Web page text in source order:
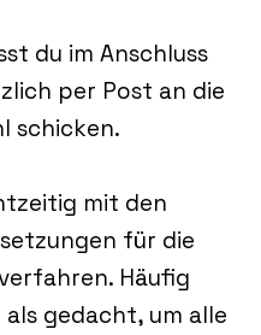
du im Anschluss
per Post an die
schicken.
mit den
für die
Häufig
gedacht, um alle